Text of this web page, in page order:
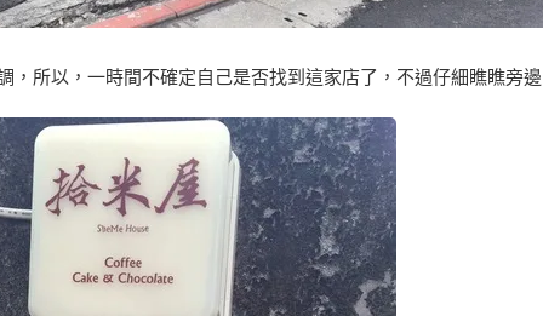
，所以，一時間不確定自己是否找到這家店了，不過仔細瞧瞧旁